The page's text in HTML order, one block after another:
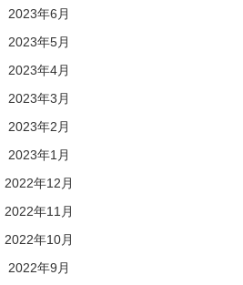
2023年6月
2023年5月
2023年4月
2023年3月
2023年2月
2023年1月
2022年12月
2022年11月
2022年10月
2022年9月